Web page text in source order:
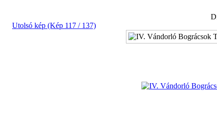
Utolsó kép (Kép 117 / 137)